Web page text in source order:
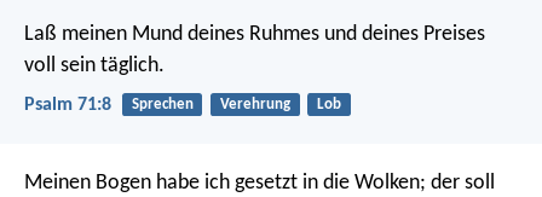
Laß meinen Mund deines Ruhmes und deines Preises
voll sein täglich.
Psalm 71:8 Sprechen Verehrung Lob
Meinen Bogen habe ich gesetzt in die Wolken; der soll